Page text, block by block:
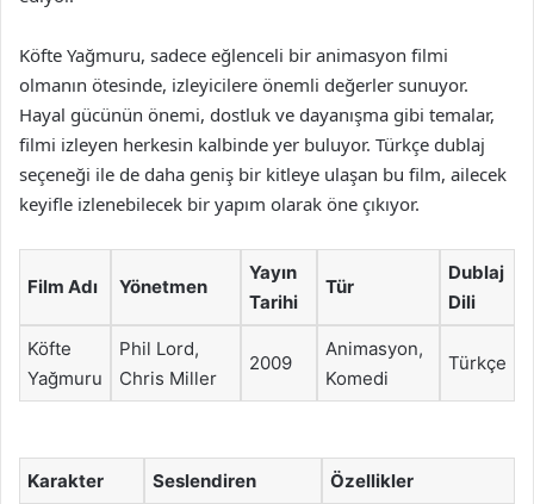
Köfte Yağmuru, sadece eğlenceli bir animasyon filmi
olmanın ötesinde, izleyicilere önemli değerler sunuyor.
Hayal gücünün önemi, dostluk ve dayanışma gibi temalar,
filmi izleyen herkesin kalbinde yer buluyor. Türkçe dublaj
seçeneği ile de daha geniş bir kitleye ulaşan bu film, ailecek
keyifle izlenebilecek bir yapım olarak öne çıkıyor.
Film Adı Yönetmen
Yayın
Tarihi
Tür
Dublaj
Dili
Köfte
Yağmuru
Phil Lord,
Chris Miller
2009
Animasyon,
Komedi
Türkçe
Karakter Seslendiren Özellikler